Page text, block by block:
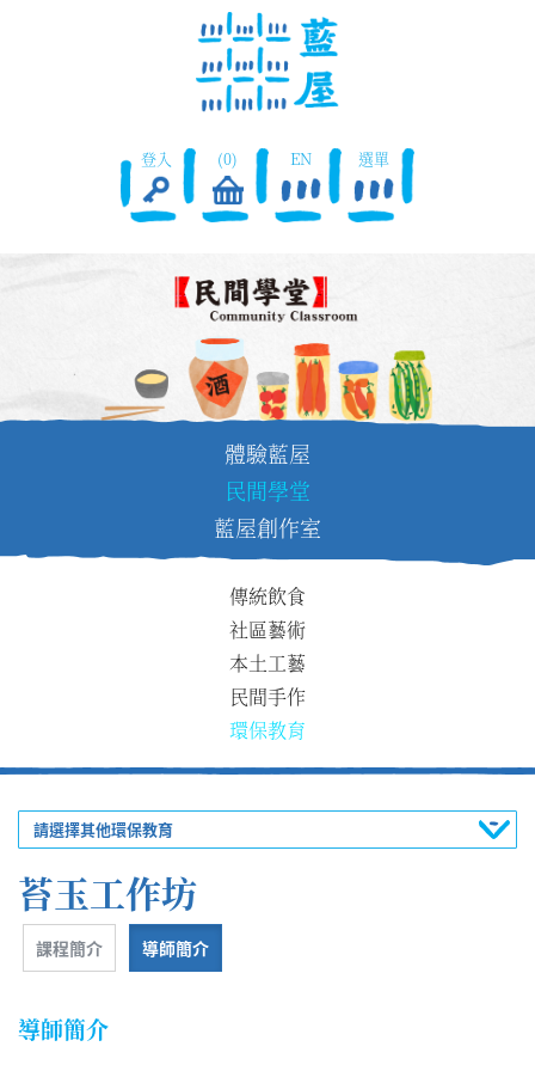
登入 (0) EN 選單
體驗藍屋
民間學堂
藍屋創作室
傳統飲食
社區藝術
本土工藝
民間手作
環保教育
請選擇其他環保教育
苔玉工作坊
課程簡介 導師簡介
導師簡介